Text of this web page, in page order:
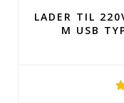
LADER TIL
M USB